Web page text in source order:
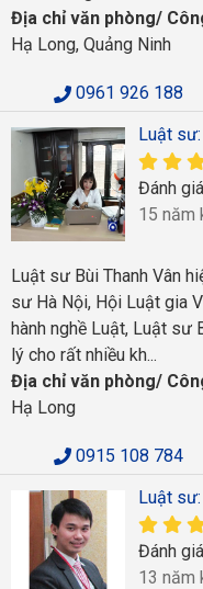
Địa chỉ văn phòng/
Hạ Long, Quảng Ninh
0961 926 188
Luật sư:
Đánh
15 năm
Luật sư Bùi Thanh Vân
sư Hà Nội, Hội Luật gia
hành nghề Luật, Luật sư
lý cho rất nhiều kh...
Địa chỉ văn phòng/
Hạ Long
0915 108 784
Luật sư:
Đánh
13 năm